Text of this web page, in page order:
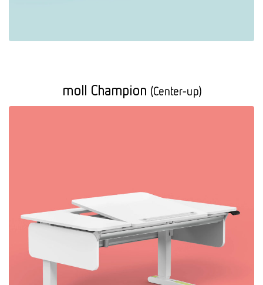
moll Champion (Center-up)